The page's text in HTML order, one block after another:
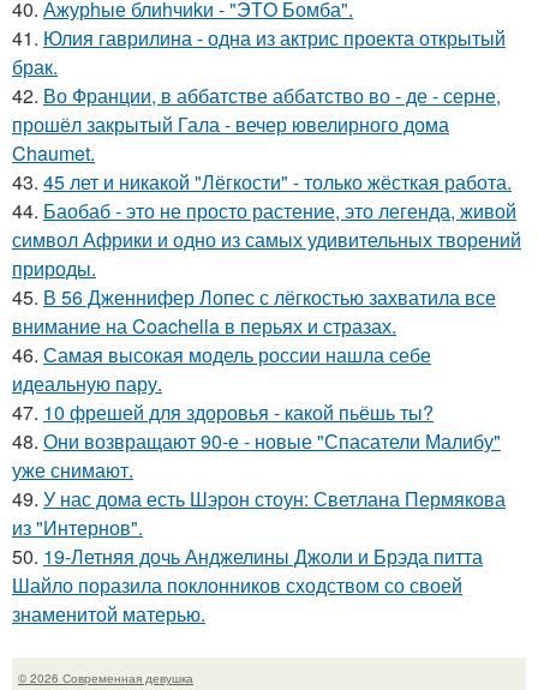
40. Ажурhые блиhчиkи - "ЭТO Бомба".
41. Юлия гаврилина - одна из актрис проекта открытый
брак.
42. Во Франции, в аббатстве аббатство во - де - серне,
прошёл закрытый Гала - вечер ювелирного дома
Chaumet.
43. 45 лет и никакой "Лёгкости" - только жёсткая работа.
44. Баобаб - это не просто растение, это легенда, живой
символ Африки и одно из самых удивительных творений
природы.
45. В 56 Дженнифер Лопес с лёгкостью захватила все
внимание на Coachella в перьях и стразах.
46. Самая высокая модель россии нашла себе
идеальную пару.
47. 10 фрешей для здоровья - какой пьёшь ты?
48. Они возвращают 90-е - новые "Спасатели Малибу"
уже снимают.
49. У нас дома есть Шэрон стоун: Светлана Пермякова
из "Интернов".
50. 19-Летняя дочь Анджелины Джоли и Брэда питта
Шайло поразила поклонников сходством со своей
знаменитой матерью.
© 2026 Современная девушка